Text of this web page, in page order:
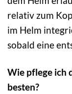
relativ zum
im Helm
sobald eine
Wie pflege ich
besten?